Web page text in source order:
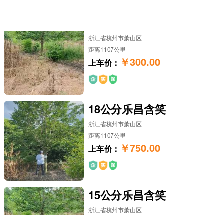
浙江省杭州市萧山区
距离1107公里
上车价： ￥300.00
18公分乐昌含笑
浙江省杭州市萧山区
距离1107公里
上车价： ￥750.00
15公分乐昌含笑
浙江省杭州市萧山区